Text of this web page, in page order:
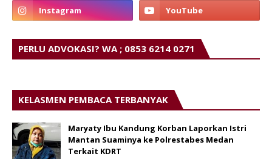
PERLU ADVOKASI? WA ; 0853 6214 0271
KELASMEN PEMBACA TERBANYAK
Maryaty Ibu Kandung Korban Laporkan Istri
Mantan Suaminya ke Polrestabes Medan
Terkait KDRT